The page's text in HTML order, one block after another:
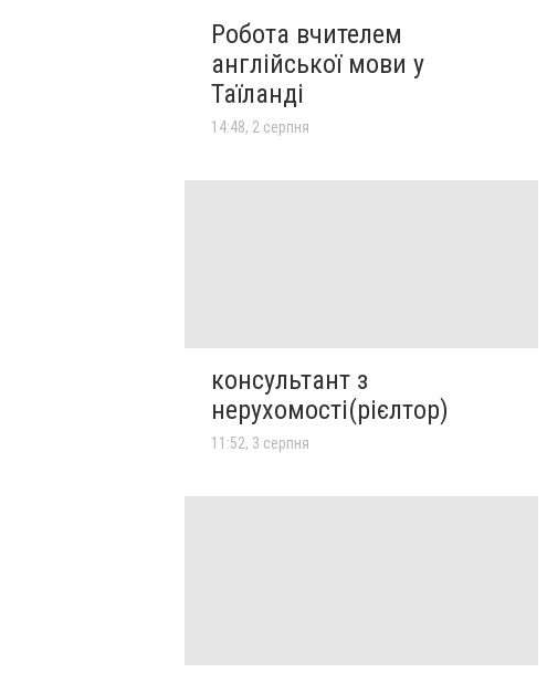
Робота вчителем
англійської мови у
Таїланді
14:48, 2 серпня
консультант з
нерухомості(рієлтор)
11:52, 3 серпня